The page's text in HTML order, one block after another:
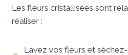
Les fleurs cristallisées sont
réaliser :
Lavez vos fleurs et